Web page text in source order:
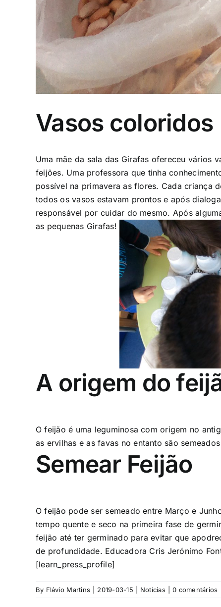
Vasos coloridos
Uma mãe da sala das Girafas ofereceu vários
feijões. Uma professora que tinha
possível na primavera as flores. Cada criança
todos os vasos estavam prontos e após
responsável por cuidar do mesmo. Após
as pequenas Girafas!
A origem do
O feijão é uma leguminosa com origem no
as ervilhas e asfavas no entanto são
Semear Feijão
O feijão pode ser semeado entre Março e
tempo quente e seco na primeira fase de
feijão até ter germinado para evitar que
de profundidade. Educadora Cris Jerónimo
[learn_press_profile]
By Flávio Martins 2019-03-15 Notícias 0 comentários